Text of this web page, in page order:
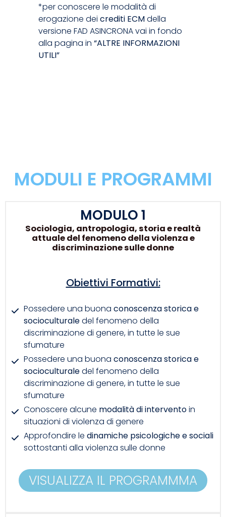
*per conoscere le modalità di
erogazione dei crediti ECMdella
versione FAD ASINCRONA vai in fondo
alla pagina in “ALTRE INFORMAZIONI
UTILI”
MODULI E PROGRAMMI
MODULO 1
Sociologia, antropologia, storia e realtà
attuale del fenomeno della violenza e
discriminazione sulle donne
Obiettivi Formativi:
Possedere una buona conoscenza storica e
socioculturaledel fenomeno della
discriminazione di genere, in tutte le sue
sfumature
Possedere una buona conoscenza storica e
socioculturaledel fenomeno della
discriminazione di genere, in tutte le sue
sfumature
Conoscere alcune modalità di interventoin
situazioni di violenza di genere
Approfondire le dinamiche psicologiche e sociali
sottostanti alla violenza sulle donne
VISUALIZZA IL PROGRAMMMA